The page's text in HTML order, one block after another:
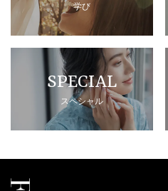
学び
SPECIAL
スペシャル